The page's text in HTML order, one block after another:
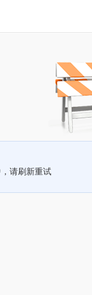
请刷新重试